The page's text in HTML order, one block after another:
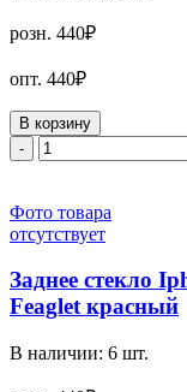
розн. 440₽
опт. 440₽
В корзину
-
Фото товара
отсутствует
Заднее стекло
Feaglet красный
В наличии: 6 шт.